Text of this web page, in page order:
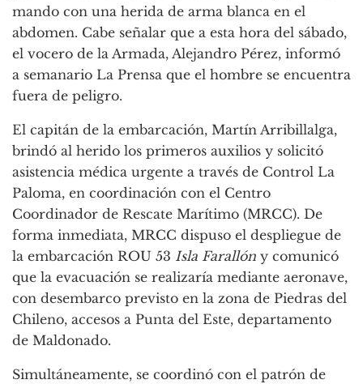
mando con una herida de arma blanca en el
abdomen. Cabe señalar que a esta hora del sábado,
el vocero de la Armada, Alejandro Pérez, informó
a semanario La Prensa que el hombre se encuentra
fuera de peligro.
El capitán de la embarcación, Martín Arribillalga,
brindó al herido los primeros auxilios y solicitó
asistencia médica urgente a través de Control La
Paloma, en coordinación con el Centro
Coordinador de Rescate Marítimo (MRCC). De
forma inmediata, MRCC dispuso el despliegue de
la embarcación ROU 53 Isla Farallón y comunicó
que la evacuación se realizaría mediante aeronave,
con desembarco previsto en la zona de Piedras del
Chileno, accesos a Punta del Este, departamento
de Maldonado.
Simultáneamente, se coordinó con el patrón de